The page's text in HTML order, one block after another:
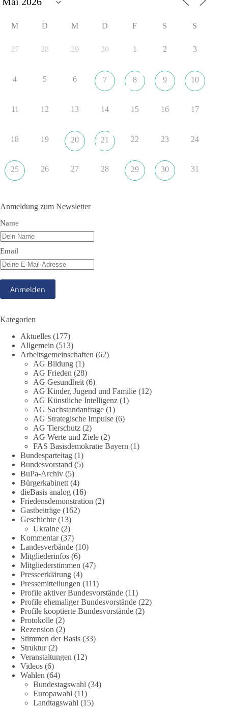
#dieBasis #SachsenAnhalt #Landtagswahl2026
#Kooperation
Sie sagten immer und immer wieder: „Nur die Impfung rettet
Wir sagen heute: Die politischen Ansagen hätten fast mehr
Menschen umgebracht als das Virus selbst.
👉 Teile diesen Beitrag, bevor die nächste Staffel wieder so
absurd wird.
🤝 Jetzt Mitglied werden:
#dieBasis #Meme #Plandemie
DieBasis
2 Tage(n) zuvor
Stimmen der dieBasis – heute mit dem „Demokratie-Bestatter“
Die Energiewende ist bisher kein Erfolg, sondern ein teures,
ineffizientes Unterfangen. Dies belegt eine Auswertung der
NZZ, wonach die Energiewende den Strom nicht billiger,
sondern teurer gemacht hat.
Quelle: https://www.nzz.ch/der-andere-blick/fehlschlag-
energiewende-warum-deutschland-trotz-rekordausbau-von-
wind-und-sonnenkraft-weniger-strom-erzeugt-ld.10006607
🟩🟩🟦🟦🟥🟥🟧🟧
„Wir brauchen dringend wettbewerbsfähige Energiepreise und
eine ideologiefreie Diskussion“, meint der Demokratie-
Bestatter.
Wie siehst du das?
🤝 Jetzt Politik für die Menschen mitgestalten:
https://diebasis.de/mitgliedschaft/
#dieBasis #energiewende #strompreise #wettbewerb
7
DieBasis
2 Tage(n) zuvor
⚡️ NATO-Gipfel in Ankara: Kriegskonferenz statt
Friedensgipfel!?
M D M D F S S
27 28 29 30 1 2 3
4 5 6 7 8 9 10
11 12 13 14 15 16 17
18 19 20 21 22 23 24
25 26 27 28 29 30 31
Anmeldung zum Newsletter
Name
Email
Kategorien
Aktuelles (177)
Allgemein (513)
Arbeitsgemeinschaften (62)
AG Bildung (1)
AG Frieden (28)
AG Gesundheit (6)
AG Kinder, Jugend und Familie (12)
AG Künstliche Intelligenz (1)
AG Sachstandanfrage (1)
AG Strategische Impulse (6)
AG Tierschutz (2)
AG Werte und Ziele (2)
FAS Basisdemokratie Bayern (1)
Bundesparteitag (1)
Bundesvorstand (5)
BuPa-Archiv (5)
Bürgerkabinett (4)
dieBasis analog (16)
Friedensdemonstration (2)
Gastbeiträge (162)
Geschichte (13)
Ukraine (2)
Kommentar(37)
Landesverbände (10)
Mitgliederinfos (6)
Mitgliederstimmen (47)
Presseerklärung (4)
Pressemitteilungen (111)
Profile aktiver Bundesvorstände (11)
Profile ehemaliger Bundesvorstände (22)
Profile kooptierte Bundesvorstände (2)
Protokolle (2)
Rezension (2)
Stimmen der Basis (33)
Struktur(2)
Veranstaltungen (12)
Videos (6)
Wahlen (64)
Bundestagswahl (34)
Europawahl (11)
Landtagswahl (15)